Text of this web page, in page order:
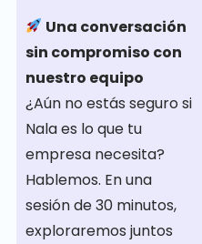
Una conversación
sin compromiso con
nuestro equipo
¿Aún no estás seguro si
Nala es lo que tu
empresa necesita?
Hablemos. En una
sesión de 30 minutos,
exploraremos juntos